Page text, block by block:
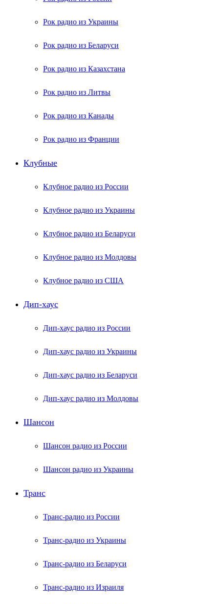
Рок радио из Украины
Рок радио из Беларуси
Рок радио из Казахстана
Рок радио из Литвы
Рок радио из Канады
Рок радио из Франции
Клубные
Клубное радио из России
Клубное радио из Украины
Клубное радио из Беларуси
Клубное радио из Молдовы
Клубное радио из США
Дип-хаус
Дип-хаус радио из России
Дип-хаус радио из Украины
Дип-хаус радио из Беларуси
Дип-хаус радио из Молдовы
Шансон
Шансон радио из России
Шансон радио из Украины
Транс
Транс-радио из России
Транс-радио из Украины
Транс-радио из Беларуси
Транс-радио из Израиля